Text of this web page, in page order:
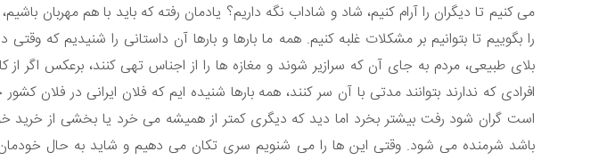
می کنیم تا دیگران را آرام کنیم، شاد و شاداب نگه داریم؟ یادمان رفته که باید با هم مهربان
را بگوییم تا بتوانیم بر مشکلات غلبه کنیم. همه ما بارها و بارها آن داستانی را شنیدیم که
بلای طبیعی، مردم به جای آن که سرازیر شوند و مغازه ها را از اجناس تهی کنند، برعکس اگر از
افرادی که ندارند بتوانند مدتی با آن سر کنند، همه بارها شنیده ایم که فلان ایرانی در فلان
است گران شود رفت بیشتر بخرد اما دید که دیگری کمتر از همیشه می خرد یا بخشی از خرید خود
باشد شرمنده می شود. وقتی این ها را می شنویم سری تکان می دهیم و شاید به حال